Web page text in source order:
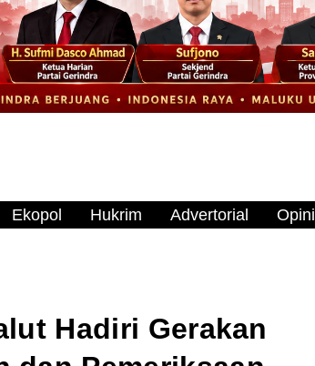
Ekopol Hukrim Advertorial Opini
Hadiri Gerakan